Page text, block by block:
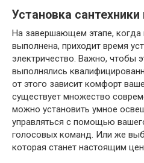
Установка сантехники
На завершающем этапе, когда
выполнена, приходит время
электричество. Важно, чтобы
выполнялись
от этого зависит комфорт
существует множество
можно установить умное
управляться с помощью
голосовых команд. Или же
которая станет настоящим